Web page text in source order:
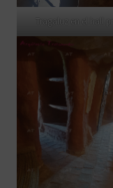
Tragaluz en el hall